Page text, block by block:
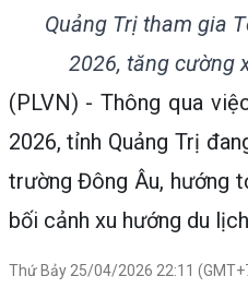
Quảng Trị tham gia
2026, tăng cường
(PLVN) - Thông qua
2026, tỉnh Quảng Trị
trường Đông Âu, hướng
bối cảnh xu hướng du
Thứ Bảy 25/04/2026 22:11